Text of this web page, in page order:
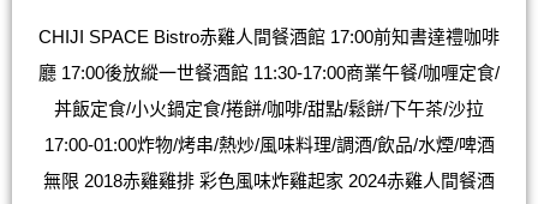
CHIJI SPACE Bistro赤雞人間餐酒館 17:00前知書達禮咖啡
廳 17:00後放縱一世餐酒館 11:30-17:00商業午餐/咖喱定食/
丼飯定食/小火鍋定食/捲餅/咖啡/甜點/鬆餅/下午茶/沙拉
17:00-01:00炸物/烤串/熱炒/風味料理/調酒/飲品/水煙/啤酒
無限 2018赤雞雞排 彩色風味炸雞起家 2024赤雞人間餐酒